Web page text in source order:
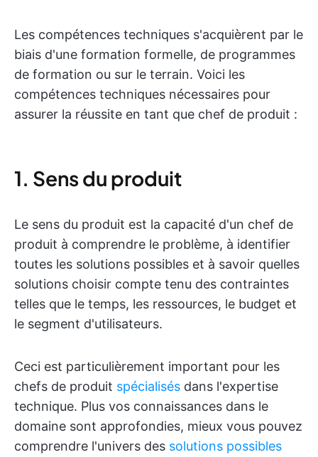
Les compétences techniques s'acquièrent par le
biais d'une formation formelle, de programmes
de formation ou sur le terrain. Voici les
compétences techniques nécessaires pour
assurer la réussite en tant que chef de produit :
1. Sens du produit
Le sens du produit est la capacité d'un chef de
produit à comprendre le problème, à identifier
toutes les solutions possibles et à savoir quelles
solutions choisir compte tenu des contraintes
telles que le temps, les ressources, le budget et
le segment d'utilisateurs.
Ceci est particulièrement important pour les
chefs de produit spécialisés dans l'expertise
technique. Plus vos connaissances dans le
domaine sont approfondies, mieux vous pouvez
comprendre l'univers des solutions possibles